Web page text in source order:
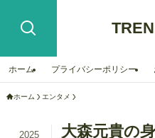
ホーム プライバシーポリシー
ホーム エンタメ
大森元貴の
2025